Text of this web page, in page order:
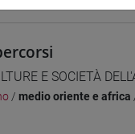
E SOCIETÀ
/ medio oriente e africa